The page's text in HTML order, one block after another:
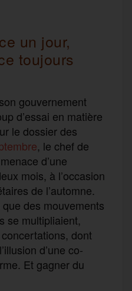
un jour,
toujours
gouvernement
d’essai en matière
le dossier des
, le chef de
d’une
mois, à l’occasion
de l’automne.
que des mouvements
se multipliaient,
dont
d’une co-
Et gagner du